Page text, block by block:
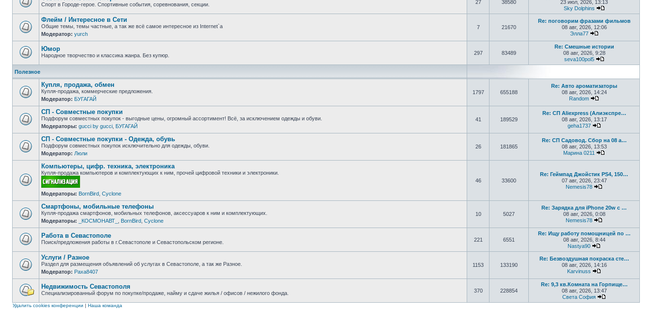
непрочитанных
сообщений
Спорт в Городе-герое. Спортивные события, соревнования, секции. 27 38580
23 июл, 2026, 13:13
Sky Dolphins
Перейти к
Нет
непрочитанных
сообщений
Флейм / Интересное в Cети
Общие темы, темы частные, а так же всё самое интересное из Internet`а
Модератор: yurch
7 21670
Re: поговорим фразами фильмов
08 авг, 2026, 12:06
Элла77
непрочитанных
сообщений
Юмор
Народное творчество и классика жанра. Без купюр. 297 83489
Re: Смешные истории
08 авг, 2026, 9:28
seva100pol5
Перейти к
Полезное
Нет
непрочитанных
сообщений
Купля, продажа, обмен
Купля-продажа, коммерческие предложения.
Модератор: БУГАГАЙ
1797 655188
Re: Авто ароматизаторы
08 авг, 2026, 14:24
Random
Нет
непрочитанных
сообщений
СП - Совместные покупки
Подфорум совместных покупок - выгодные цены, огромный ассортимент! Всё, за исключением одежды и обуви.
Модераторы: gucci by gucci БУГАГАЙ
41 189529
Re: СП Aliexpress (Алиэкспре…
08 авг, 2026, 13:17
geha1737
Нет
непрочитанных
сообщений
СП - Совместные покупки - Одежда, обувь
Подфорум совместных покупок исключительно для одежды, обуви.
Модератор: Люли
26 181865
Re: СП Садовод. Сбор на 08 а…
08 авг, 2026, 13:53
Марина 0211
Нет
непрочитанных
Компьютеры, цифр. техника, электроника
Купля-продажа компьютеров и комплектующих к ним, прочей цифровой техники и электроники.
Модераторы: BornBird Cyclone
46 33600
Re: Геймпад Джoйcтик PS4, 150…
07 авг, 2026, 23:47
Nemesis78
Нет
непрочитанных
сообщений
Смартфоны, мобильные телефоны
Купля-продажа смартфонов, мобильных телефонов, аксессуаров к ним и комплектующих.
Модераторы:
_КОСМОНАВТ_ BornBird Cyclone
10 5027
Re: Зарядка для iPhone 20w с …
08 авг, 2026, 0:08
Nemesis78
непрочитанных
сообщений
Работа в Севастополе
Поиск/предложения работы в г.Севастополе и Севастопольском регионе. 221 6551
Re: Ищу работу помощницей по …
08 авг, 2026, 8:44
Nastya90
Перейти к
Нет
непрочитанных
сообщений
Услуги / Разное
Раздел для размещения объявлений об услугах в Севастополе, а так же Разное.
Модератор: Paxa8407
1153 133190
Re: Безвоздушная покраска сте…
08 авг, 2026, 14:16
Karvinuss
непрочитанных
сообщений
Недвижимость Севастополя
Специализированный форум по покупке/продаже, найму и сдаче жилья / офисов / нежилого фонда. 370 228854
Re: 9,3 кв.Комната на Горпище…
08 авг, 2026, 13:47
Света София
Перейти к
Удалить cookies конференции | Наша команда